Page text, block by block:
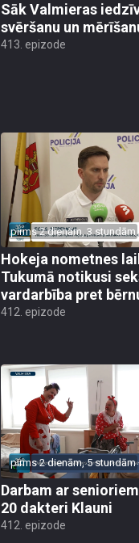
Sāk Valmieras
svēršanu un
413. epizode
pirms 2 dienām, 3 stundām
Hokeja nometnes
Tukumā notikusi
vardarbība pret
412. epizode
pirms 2 dienām, 5 stundām
Darbam ar
20 dakteri Klauni
412. epizode